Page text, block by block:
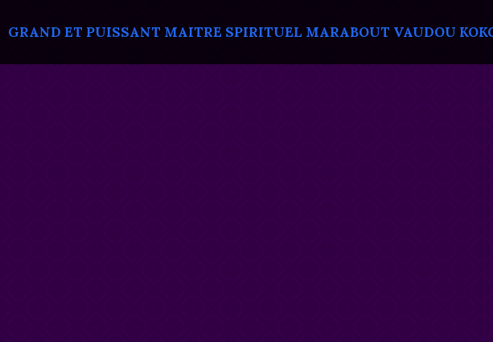
GRAND ET PUISSANT MAITRE SPIRITUEL MARABOUT VAUDOU